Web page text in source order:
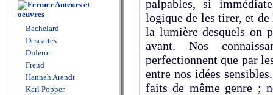
Auteurs et
oeuvres
Bachelard
Descartes
Diderot
Freud
Hannah Arendt
Karl Popper
palpables, si
logique de les tirer, et
la lumière desquels on
avant. Nos
perfectionnent que par
entre nos idées
faits de même genre ;